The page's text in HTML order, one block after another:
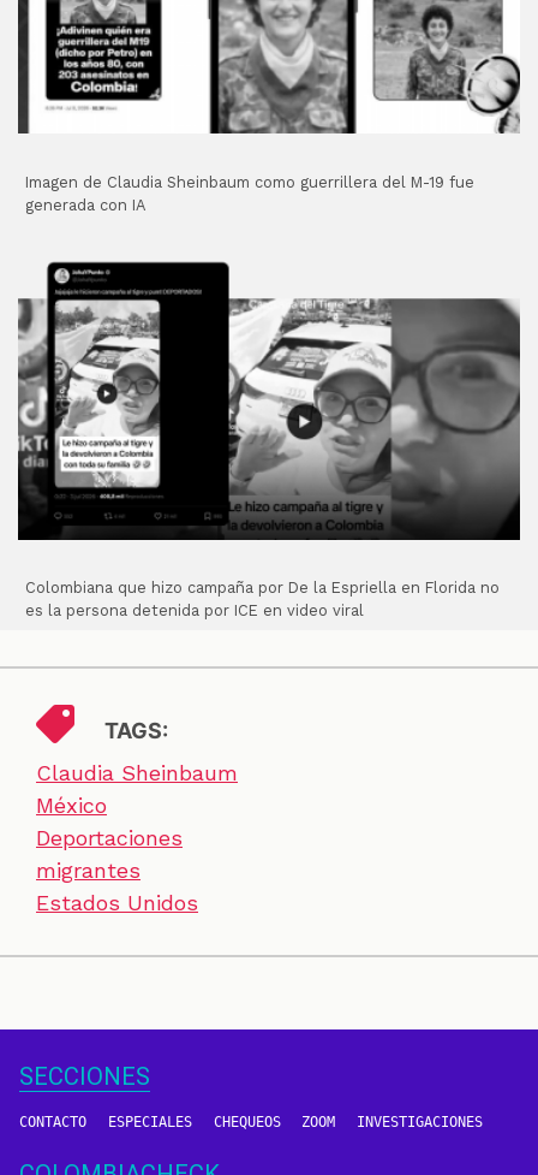
Imagen de Claudia Sheinbaum como guerrillera del M-19 fue
generada con IA
Colombiana que hizo campaña por De la Espriella en Florida no
es la persona detenida por ICE en video viral
TAGS:
Claudia Sheinbaum
México
Deportaciones
migrantes
Estados Unidos
SECCIONES
CONTACTO ESPECIALES CHEQUEOS ZOOM INVESTIGACIONES